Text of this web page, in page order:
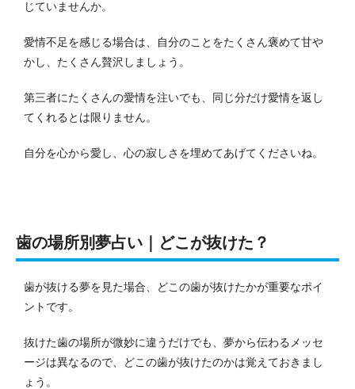
じていませんか。
愛情不足を感じる場合は、自分のことをたくさん褒めて甘や
かし、たくさん贅沢しましょう。
第三者にたくさんの愛情を注いでも、同じ分だけ愛情を返し
てくれるとは限りません。
自分を心から愛し、心の寂しさを埋めてあげてくださいね。
歯の場所別夢占い｜どこが抜けた？
歯が抜ける夢を見た場合、どこの歯が抜けたかが重要なポイ
ントです。
抜けた歯の場所が微妙に違うだけでも、夢から伝わるメッセ
ージは異なるので、どこの歯が抜けたのかは覚えておきまし
ょう。